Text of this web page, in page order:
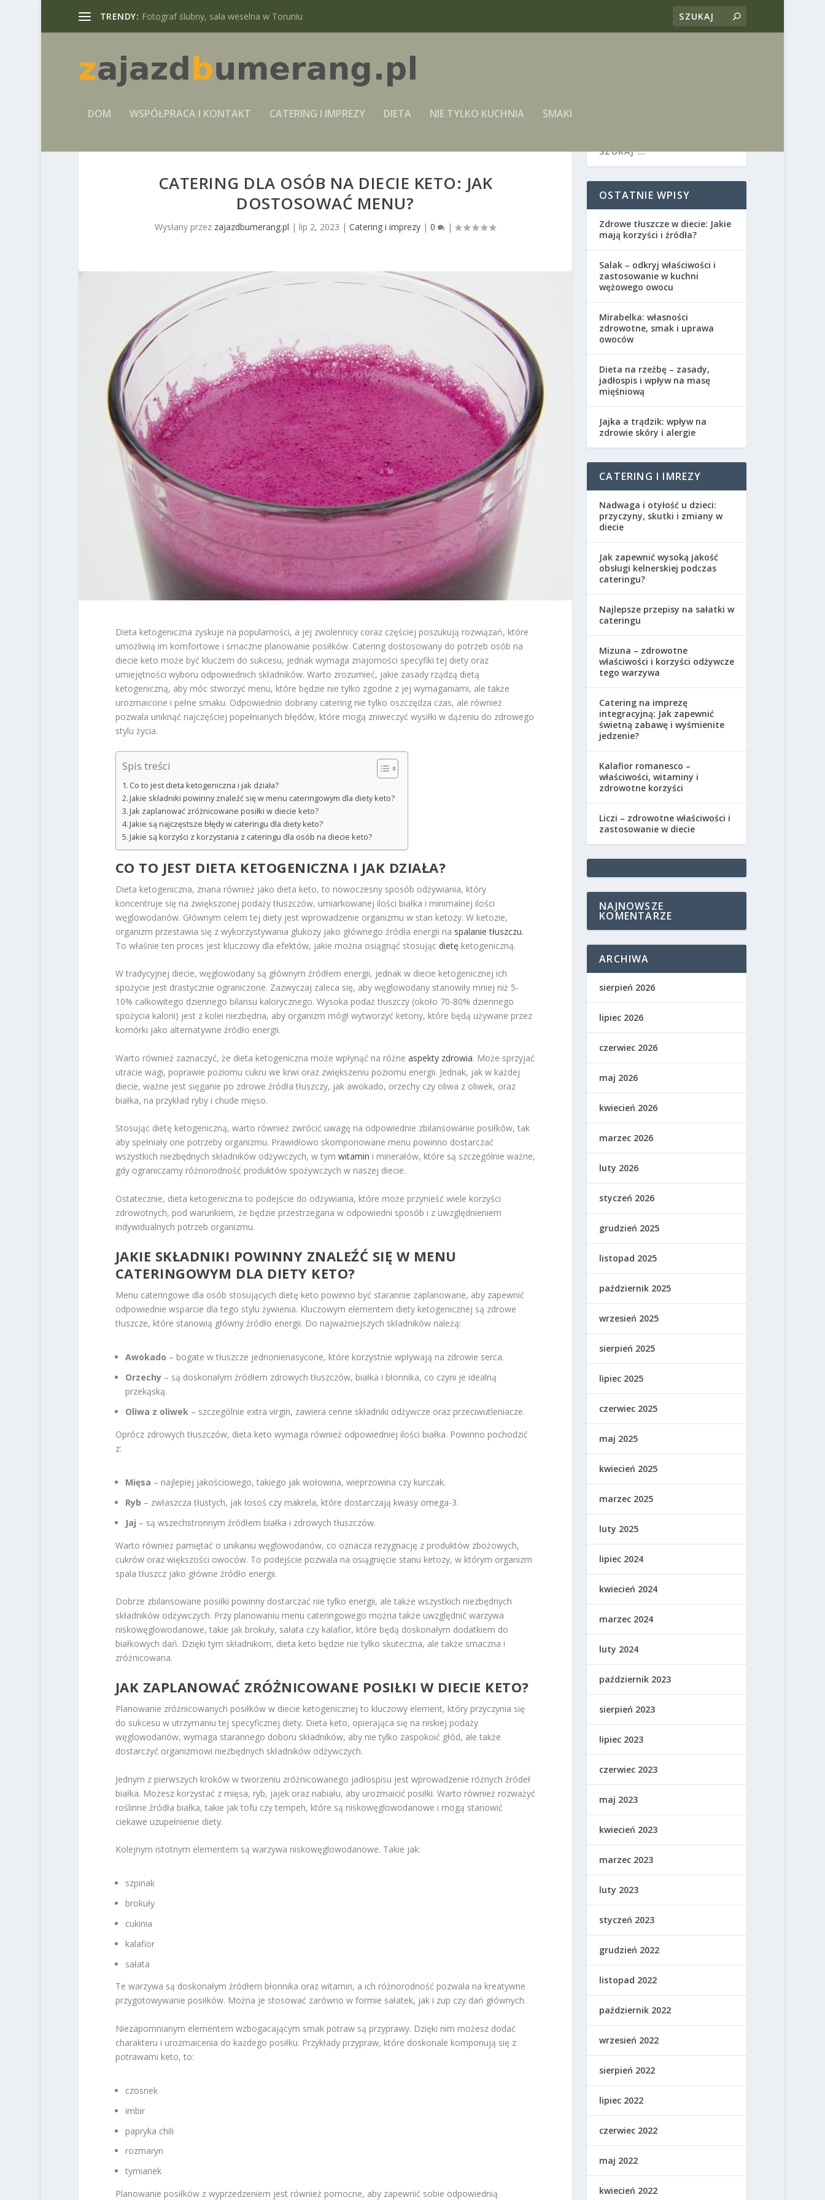
TRENDY: Fotograf ślubny, sala weselna w Toruniu
DOM WSPÓŁPRACA I KONTAKT CATERING I IMPREZY DIETA NIE TYLKO KUCHNIA SMAKI
CATERING DLA OSÓB NA DIECIE KETO: JAK
DOSTOSOWAĆ MENU?
Wysłany przez zajazdbumerang.pl | lip 2, 2023 |Catering i imprezy |0 |
Dieta ketogeniczna zyskuje na popularności, a jej zwolennicy coraz częściej poszukują rozwiązań, które
umożliwią im komfortowe i smaczne planowanie posiłków. Catering dostosowany do potrzeb osób na
diecie keto może być kluczem do sukcesu, jednak wymaga znajomości specyfiki tej diety oraz
umiejętności wyboru odpowiednich składników. Warto zrozumieć, jakie zasady rządzą dietą
ketogeniczną, aby móc stworzyć menu, które będzie nie tylko zgodne z jej wymaganiami, ale także
urozmaicone i pełne smaku. Odpowiednio dobrany catering nie tylko oszczędza czas, ale również
pozwala uniknąć najczęściej popełnianych błędów, które mogą zniweczyć wysiłki w dążeniu do zdrowego
stylu życia.
Spis treści
Co to jest dieta ketogeniczna i jak działa?
Jakie składniki powinny znaleźć się w menu cateringowym dla diety keto?
Jak zaplanować zróżnicowane posiłki w diecie keto?
Jakie są najczęstsze błędy w cateringu dla diety keto?
Jakie są korzyści z korzystania z cateringu dla osób na diecie keto?
CO TO JEST DIETA KETOGENICZNA I JAK DZIAŁA?
Dieta ketogeniczna, znana również jako dieta keto, to nowoczesny sposób odżywiania, który
koncentruje się na zwiększonej podaży tłuszczów, umiarkowanej ilości białka i minimalnej ilości
węglowodanów. Głównym celem tej diety jest wprowadzenie organizmu w stan ketozy. W ketozie,
organizm przestawia się z wykorzystywania glukozy jako głównego źródła energii na spalanie tłuszczu.
To właśnie ten proces jest kluczowy dla efektów, jakie można osiągnąć stosując dietę ketogeniczną.
W tradycyjnej diecie, węglowodany są głównym źródłem energii, jednak w diecie ketogenicznej ich
spożycie jest drastycznie ograniczone. Zazwyczaj zaleca się, aby węglowodany stanowiły mniej niż 5-
10% całkowitego dziennego bilansu kalorycznego. Wysoka podaż tłuszczy (około 70-80% dziennego
spożycia kalorii) jest z kolei niezbędna, aby organizm mógł wytworzyć ketony, które będą używane przez
komórki jako alternatywne źródło energii.
Warto również zaznaczyć, że dieta ketogeniczna może wpłynąć na różne aspekty zdrowia. Może sprzyjać
utracie wagi, poprawie poziomu cukru we krwi oraz zwiększeniu poziomu energii. Jednak, jak w każdej
diecie, ważne jest sięganie po zdrowe źródła tłuszczy, jak awokado, orzechy czy oliwa z oliwek, oraz
białka, na przykład ryby i chude mięso.
Stosując dietę ketogeniczną, warto również zwrócić uwagę na odpowiednie zbilansowanie posiłków, tak
aby spełniały one potrzeby organizmu. Prawidłowo skomponowane menu powinno dostarczać
wszystkich niezbędnych składników odżywczych, w tym witamin i minerałów, które są szczególnie ważne,
gdy ograniczamy różnorodność produktów spożywczych w naszej diecie.
Ostatecznie, dieta ketogeniczna to podejście do odżywiania, które może przynieść wiele korzyści
zdrowotnych, pod warunkiem, że będzie przestrzegana w odpowiedni sposób i z uwzględnieniem
indywidualnych potrzeb organizmu.
JAKIE SKŁADNIKI POWINNY ZNALEŹĆ SIĘ W MENU
CATERINGOWYM DLA DIETY KETO?
Menu cateringowe dla osób stosujących dietę keto powinno być starannie zaplanowane, aby zapewnić
odpowiednie wsparcie dla tego stylu żywienia. Kluczowym elementem diety ketogenicznej są zdrowe
tłuszcze, które stanowią główny źródło energii. Do najważniejszych składników należą:
Awokado – bogate w tłuszcze jednonienasycone, które korzystnie wpływają na zdrowie serca.
Orzechy– są doskonałym źródłem zdrowych tłuszczów, białka i błonnika, co czyni je idealną
przekąską.
Oliwa z oliwek– szczególnie extra virgin, zawiera cenne składniki odżywcze oraz przeciwutleniacze.
Oprócz zdrowych tłuszczów, dieta keto wymaga również odpowiedniej ilości białka. Powinno pochodzić
z:
Mięsa – najlepiej jakościowego, takiego jak wołowina, wieprzowina czy kurczak.
Ryb – zwłaszcza tłustych, jak łosoś czy makrela, które dostarczają kwasy omega-3.
Jaj – są wszechstronnym źródłem białka i zdrowych tłuszczów.
Warto również pamiętać o unikaniu węglowodanów, co oznacza rezygnację z produktów zbożowych,
cukrów oraz większości owoców. To podejście pozwala na osiągnięcie stanu ketozy, w którym organizm
spala tłuszcz jako główne źródło energii.
Dobrze zbilansowane posiłki powinny dostarczać nie tylko energii, ale także wszystkich niezbędnych
składników odżywczych. Przy planowaniu menu cateringowego można także uwzględnić warzywa
niskowęglowodanowe, takie jak brokuły, sałata czy kalafior, które będą doskonałym dodatkiem do
białkowych dań. Dzięki tym składnikom, dieta keto będzie nie tylko skuteczna, ale także smaczna i
zróżnicowana.
JAK ZAPLANOWAĆ ZRÓŻNICOWANE POSIŁKI W DIECIE KETO?
Planowanie zróżnicowanych posiłków w diecie ketogenicznej to kluczowy element, który przyczynia się
do sukcesu w utrzymaniu tej specyficznej diety. Dieta keto, opierająca się na niskiej podaży
węglowodanów, wymaga starannego doboru składników, aby nie tylko zaspokoić głód, ale także
dostarczyć organizmowi niezbędnych składników odżywczych.
Jednym z pierwszych kroków w tworzeniu zróżnicowanego jadłospisu jest wprowadzenie różnych źródeł
białka. Możesz korzystać z mięsa, ryb, jajek oraz nabiału, aby urozmaicić posiłki. Warto również rozważyć
roślinne źródła białka, takie jak tofu czy tempeh, które są niskowęglowodanowe i mogą stanowić
ciekawe uzupełnienie diety.
Kolejnym istotnym elementem są warzywa niskowęglowodanowe. Takie jak:
szpinak
brokuły
cukinia
kalafior
sałata
Te warzywa są doskonałym źródłem błonnika oraz witamin, a ich różnorodność pozwala na kreatywne
przygotowywanie posiłków. Można je stosować zarówno w formie sałatek, jak i zup czy dań głównych.
Niezapomnianym elementem wzbogacającym smak potraw są przyprawy. Dzięki nim możesz dodać
charakteru i urozmaicenia do każdego posiłku. Przykłady przypraw, które doskonale komponują się z
potrawami keto, to:
czosnek
imbir
papryka chili
rozmaryn
tymianek
Planowanie posiłków z wyprzedzeniem jest również pomocne, aby zapewnić sobie odpowiednią
OSTATNIE WPISY
Zdrowe tłuszcze w diecie: Jakie
mają korzyści i źródła?
Salak – odkryj właściwości i
zastosowanie w kuchni
wężowego owocu
Mirabelka: własności
zdrowotne, smak i uprawa
owoców
Dieta na rzeźbę – zasady,
jadłospis i wpływ na masę
mięśniową
Jajka a trądzik: wpływ na
zdrowie skóry i alergie
CATERING I IMREZY
Nadwaga i otyłość u dzieci:
przyczyny, skutki i zmiany w
diecie
Jak zapewnić wysoką jakość
obsługi kelnerskiej podczas
cateringu?
Najlepsze przepisy na sałatki w
cateringu
Mizuna – zdrowotne
właściwości i korzyści odżywcze
tego warzywa
Catering na imprezę
integracyjną: Jak zapewnić
świetną zabawę i wyśmienite
jedzenie?
Kalafior romanesco –
właściwości, witaminy i
zdrowotne korzyści
Liczi – zdrowotne właściwości i
zastosowanie w diecie
NAJNOWSZE
KOMENTARZE
ARCHIWA
sierpień 2026
lipiec 2026
czerwiec 2026
maj 2026
kwiecień 2026
marzec 2026
luty 2026
styczeń 2026
grudzień 2025
listopad 2025
październik 2025
wrzesień 2025
sierpień 2025
lipiec 2025
czerwiec 2025
maj 2025
kwiecień 2025
marzec 2025
luty 2025
lipiec 2024
kwiecień 2024
marzec 2024
luty 2024
październik 2023
sierpień 2023
lipiec 2023
czerwiec 2023
maj 2023
kwiecień 2023
marzec 2023
luty 2023
styczeń 2023
grudzień 2022
listopad 2022
październik 2022
wrzesień 2022
sierpień 2022
lipiec 2022
czerwiec 2022
maj 2022
kwiecień 2022